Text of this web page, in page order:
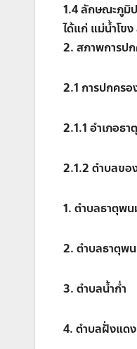
1.4 ลักษณะภูมิ
ได้แก่ แม่น้ำโข
2. สภาพการป
2.1 การปกคร
2.1.1 อำเภอธ
2.1.2 ตำบลขอ
1. ตำบลธา
2. ตำบลธา
3. ตำบลน้
4. ตำบลฝั่